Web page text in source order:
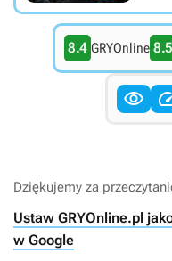
8.4 GRYOnline 8.5

Dziękujemy za
Ustaw GRYOnline.pl
w Google